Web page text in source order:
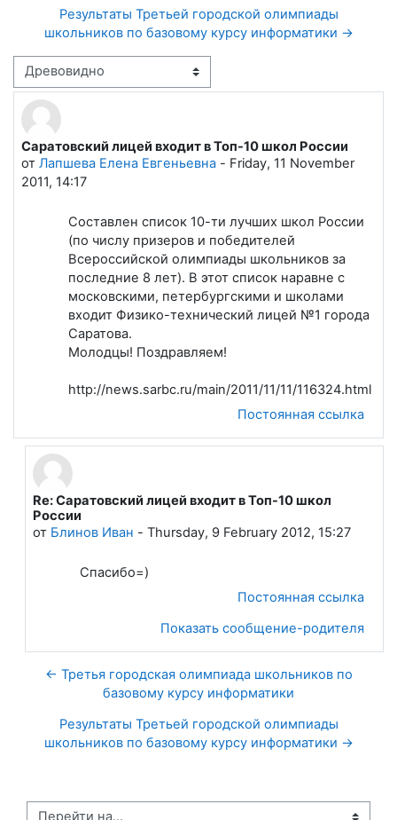
Результаты Третьей городской олимпиады
школьников по базовому курсу информатики →
Режим отображения
Саратовский лицей входит в Топ-10 школ России
от Лапшева Елена Евгеньевна - Friday, 11 November
2011, 14:17
Количество ответов: 1
Составлен список 10-ти лучших школ России
(по числу призеров и победителей
Всероссийской олимпиады школьников за
последние 8 лет). В этот список наравне с
московскими, петербургскими и школами
входит Физико-технический лицей №1 города
Саратова.
Молодцы! Поздравляем!
http://news.sarbc.ru/main/2011/11/11/116324.html
Постоянная ссылка
В ответ на Лапшева Елена Евгеньевна
Re: Саратовский лицей входит в Топ-10 школ
России
от Блинов Иван - Thursday, 9 February 2012, 15:27
Спасибо=)
Постоянная ссылка
Показать сообщение-родителя
← Третья городская олимпиада школьников по
базовому курсу информатики
Результаты Третьей городской олимпиады
школьников по базовому курсу информатики →